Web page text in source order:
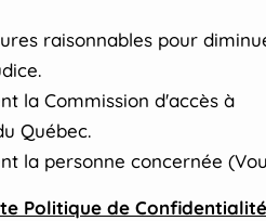
raisonnables pour
la Commission d'accès à
Québec.
la personne concernée
Politique de Confidentialité